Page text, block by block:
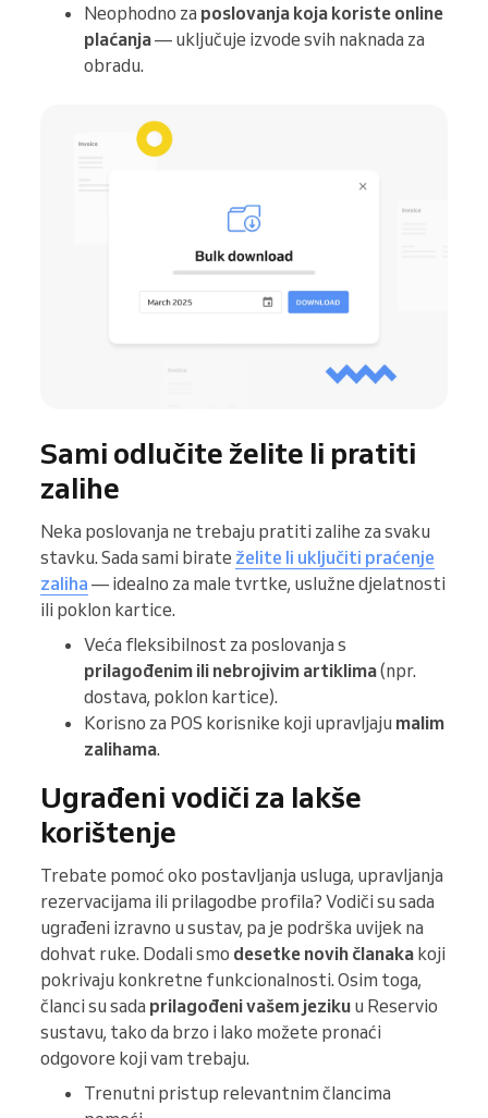
Neophodno za poslovanja koja koriste online
plaćanja— uključuje izvode svih naknada za
obradu.
Sami odlučite želite li pratiti
zalihe
Neka poslovanja ne trebaju pratiti zalihe za svaku
stavku. Sada sami birate želite li uključiti praćenje
zaliha — idealno za male tvrtke, uslužne djelatnosti
ili poklon kartice.
Veća fleksibilnost za poslovanja s
prilagođenim ili nebrojivim artiklima(npr.
dostava, poklon kartice).
Korisno za POS korisnike koji upravljaju malim
zalihama.
Ugrađeni vodiči za lakše
korištenje
Trebate pomoć oko postavljanja usluga, upravljanja
rezervacijama ili prilagodbe profila? Vodiči su sada
ugrađeni izravno u sustav, pa je podrška uvijek na
dohvat ruke. Dodali smo desetke novih članaka koji
pokrivaju konkretne funkcionalnosti. Osim toga,
članci su sada prilagođeni vašem jeziku u Reservio
sustavu, tako da brzo i lako možete pronaći
odgovore koji vam trebaju.
Trenutni pristup relevantnim člancima